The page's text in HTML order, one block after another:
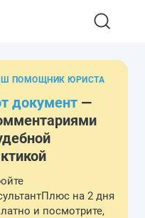
кодов
ПОМОЩНИК ЮРИСТА
документ —
на 2 дня
и посмотрите,